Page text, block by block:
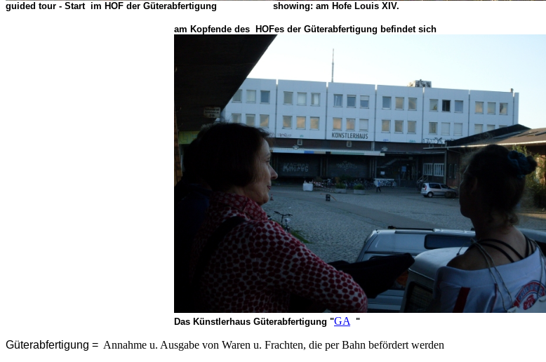
guided tour - Start im HOF der Güterabfertigung showing: am Hofe Louis XIV.
am Kopfende des HOFes der Güterabfertigung befindet sich
Das Künstlerhaus Güterabfertigung "GA "
Güterabfertigung = Annahme u. Ausgabe von Waren u. Frachten, die per Bahn befördert werden